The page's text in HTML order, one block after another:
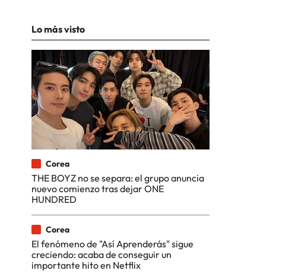
Lo más visto
Corea
THE BOYZ no se separa: el grupo anuncia
nuevo comienzo tras dejar ONE
HUNDRED
Corea
El fenómeno de "Así Aprenderás" sigue
creciendo: acaba de conseguir un
importante hito en Netflix